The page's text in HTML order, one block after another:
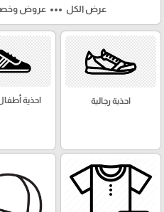
عرض الكل more_horiz عروض
احذية رجالية احذية